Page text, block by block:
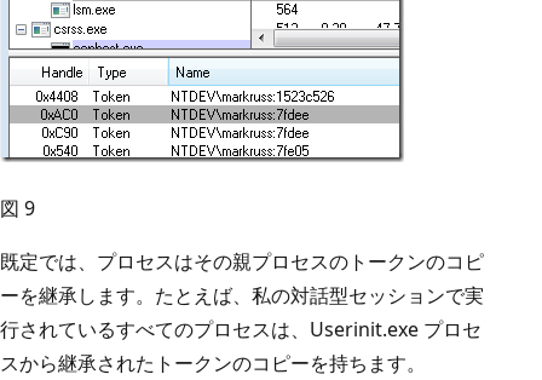
図 9
既定では、プロセスはその親プロセスのトークンのコピ
ーを継承します。たとえば、私の対話型セッションで実
行されているすべてのプロセスは、Userinit.exe プロセ
スから継承されたトークンのコピーを持ちます。